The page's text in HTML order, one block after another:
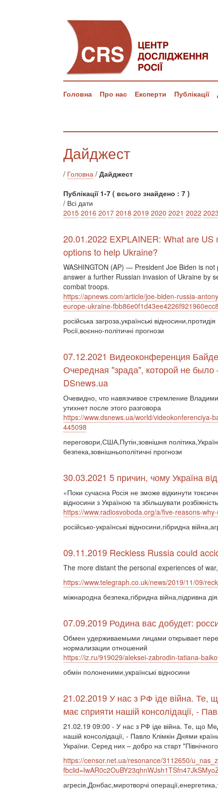
Головна Про нас Експерти Публікації
Дайджест
/ Головна / Дайджест
Публікації 1-7 ( всього знайдено : 7 )
/ Всі дати
2015 2016 2017 2018 2019 2020 2021 2022
20.01.2022 EXPLAINER: What are US
options to help Ukraine?
WASHINGTON (AP) — President Joe Biden is not
answer a further Russian invasion of Ukraine by
combat troops.
https://apnews.com/article/joe-biden-russia-
europe-ukraine-
російська загроза,українські відносини,протидія
Росії,воєнно-політичні прогнози
07.12.2021 Видеоконференция
Очередная "зрада", которой не
DSnews.ua
Очевидно, что навязчивое стремление
утихнет после этого разговора
https://www.dsnews.ua/world/
445098
переговори,США,Путін,зовнішня
безпека,зовнішньополітичні прогнози
30.03.2021 5 причин, чому Україна
«Поки сучасна Росія не зможе відкинути
відносини з Україною та збільшувати
https://www.radiosvoboda.org/a/five-reasons-
російсько-українські відносини,гібридна
09.11.2019 Reckless Russia could
The more distant the personal experiences of
https://www.telegraph.co.uk/news/2019/11/09/
міжнародна безпека,гібридна війна,підривна
07.09.2019 Родина вас добудет:
Обмен удерживаемыми лицами открывает
нормализации отношений
https://iz.ru/919029/aleksei-zabrodin-tatiana-
обмін полоненими,українські відносини
21.02.2019 У нас з РФ іде війна. Те,
має сприяти нашій консолідації, -
21.02.19 09:00 - У нас з РФ іде війна. Те, що
нашій консолідації, - Павло Клімкін Днями
України. Серед них – добро на старт
https://censor.net.ua/resonance/3112650/
агресія,Донбас,миротворчі